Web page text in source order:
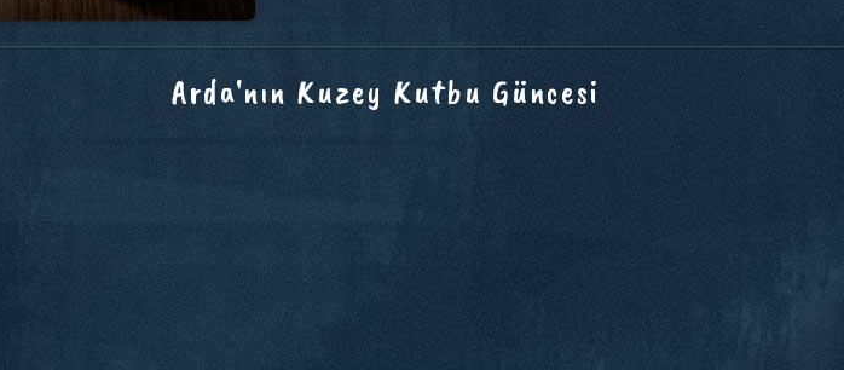
Arda'nın Kuzey Kutbu Güncesi